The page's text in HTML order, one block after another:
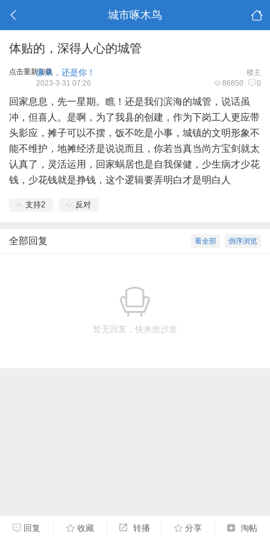
城市啄木鸟
体贴的，深得人心的城管
点击重新加载 楼主
缘来，还是你！
86850 0
2023-3-31 07:26
回家息息，先一星期。瞧！还是我们滨海的城管，说话虽
冲，但喜人。是啊，为了我县的创建，作为下岗工人更应带
头影应，摊子可以不摆，饭不吃是小事，城镇的文明形象不
能不维护，地摊经济是说说而且，你若当真当尚方宝剑就太
认真了，灵活运用，回家蜗居也是自我保健，少生病才少花
钱，少花钱就是挣钱，这个逻辑要弄明白才是明白人
支持2 反对
倒序浏览
看全部
全部回复
暂无回复，快来抢沙发
回复 收藏 转播 分享 淘帖